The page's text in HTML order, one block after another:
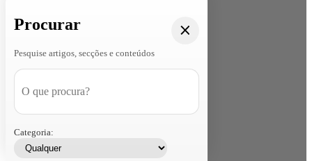
Procurar
Pesquise artigos, secções e conteúdos
Categoria: